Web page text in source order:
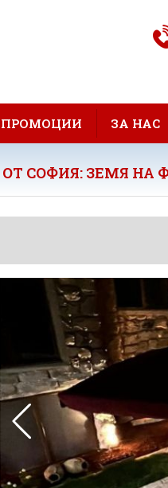
ПРОМОЦИИ ЗА НАС
СОФИЯ: ЗЕМЯ НА